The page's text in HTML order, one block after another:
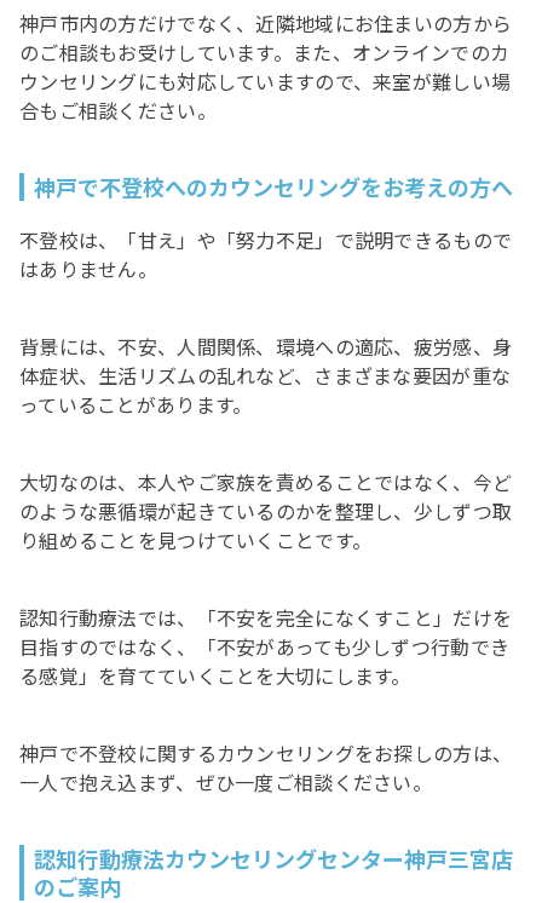
神戸市内の方だけでなく、近隣地域にお住まいの方から
のご相談もお受けしています。また、オンラインでのカ
ウンセリングにも対応していますので、来室が難しい場
合もご相談ください。
神戸で不登校へのカウンセリングをお考えの方へ
不登校は、「甘え」や「努力不足」で説明できるもので
はありません。
背景には、不安、人間関係、環境への適応、疲労感、身
体症状、生活リズムの乱れなど、さまざまな要因が重な
っていることがあります。
大切なのは、本人やご家族を責めることではなく、今ど
のような悪循環が起きているのかを整理し、少しずつ取
り組めることを見つけていくことです。
認知行動療法では、「不安を完全になくすこと」だけを
目指すのではなく、「不安があっても少しずつ行動でき
る感覚」を育てていくことを大切にします。
神戸で不登校に関するカウンセリングをお探しの方は、
一人で抱え込まず、ぜひ一度ご相談ください。
認知行動療法カウンセリングセンター神戸三宮店
のご案内